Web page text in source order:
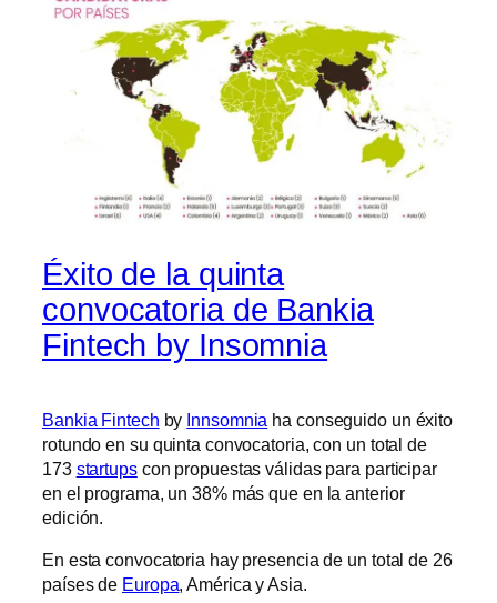
Éxito de la quinta
convocatoria de Bankia
Fintech by Insomnia
Bankia Fintech by Innsomnia ha conseguido un éxito
rotundo en su quinta convocatoria, con un total de
173 startupscon propuestas válidas para participar
en el programa, un 38% más que en la anterior
edición.
En esta convocatoria hay presencia de un total de 26
países de Europa, América y Asia.